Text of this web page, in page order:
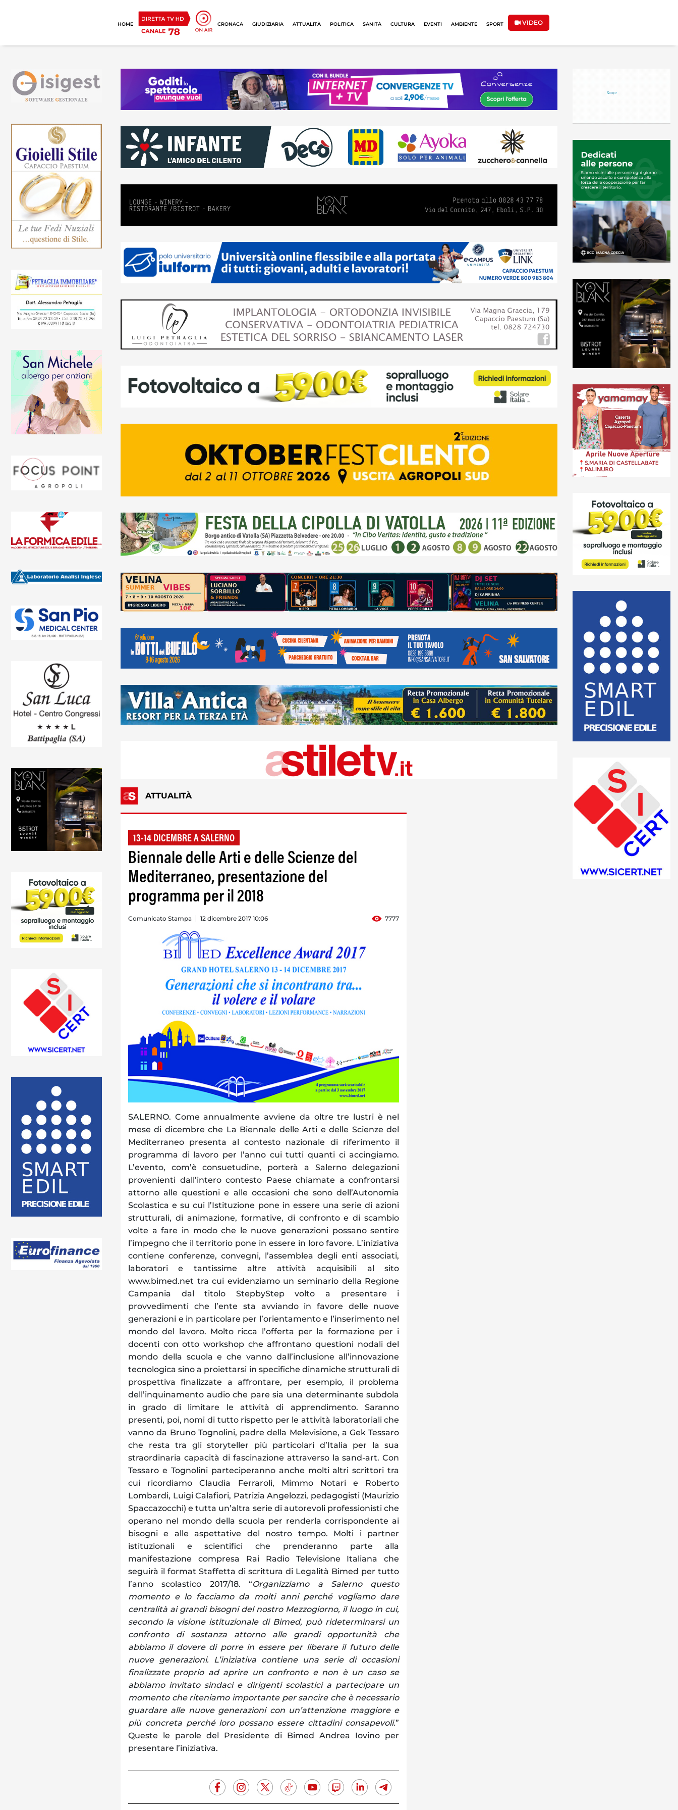
HOME CRONACA GIUDIZIARIA ATTUALITÀ POLITICA SANITÀ CULTURA EVENTI AMBIENTE SPORT VIDEO
ATTUALITÀ
13-14 DICEMBRE A SALERNO
Biennale delle Arti e delle Scienze del
Mediterraneo, presentazione del
programma per il 2018
Comunicato Stampa 12 dicembre 2017 10:06 7777
SALERNO. Come annualmente avviene da oltre tre lustri è nel
mese di dicembre che La Biennale delle Arti e delle Scienze del
Mediterraneo presenta al contesto nazionale di riferimento il
programma di lavoro per l’anno cui tutti quanti ci accingiamo.
L’evento, com’è consuetudine, porterà a Salerno delegazioni
provenienti dall’intero contesto Paese chiamate a confrontarsi
attorno alle questioni e alle occasioni che sono dell’Autonomia
Scolastica e su cui l’Istituzione pone in essere una serie di azioni
strutturali, di animazione, formative, di confronto e di scambio
volte a fare in modo che le nuove generazioni possano sentire
l’impegno che il territorio pone in essere in loro favore. L’iniziativa
contiene conferenze, convegni, l’assemblea degli enti associati,
laboratori e tantissime altre attività acquisibili al sito
www.bimed.net tra cui evidenziamo un seminario della Regione
Campania dal titolo StepbyStep volto a presentare i
provvedimenti che l’ente sta avviando in favore delle nuove
generazioni e in particolare per l’orientamento e l’inserimento nel
mondo del lavoro. Molto ricca l’offerta per la formazione per i
docenti con otto workshop che affrontano questioni nodali del
mondo della scuola e che vanno dall’inclusione all’innovazione
tecnologica sino a proiettarsi in specifiche dinamiche strutturali di
prospettiva finalizzate a affrontare, per esempio, il problema
dell’inquinamento audio che pare sia una determinante subdola
in grado di limitare le attività di apprendimento. Saranno
presenti, poi, nomi di tutto rispetto per le attività laboratoriali che
vanno da Bruno Tognolini, padre della Melevisione, a Gek Tessaro
che resta tra gli storyteller più particolari d’Italia per la sua
straordinaria capacità di fascinazione attraverso la sand-art. Con
Tessaro e Tognolini parteciperanno anche molti altri scrittori tra
cui ricordiamo Claudia Ferraroli, Mimmo Notari e Roberto
Lombardi, Luigi Calafiori, Patrizia Angelozzi, pedagogisti (Maurizio
Spaccazocchi) e tutta un’altra serie di autorevoli professionisti che
operano nel mondo della scuola per renderla corrispondente ai
bisogni e alle aspettative del nostro tempo. Molti i partner
istituzionali e scientifici che prenderanno parte alla
manifestazione compresa Rai Radio Televisione Italiana che
seguirà il format Staffetta di scrittura di Legalità Bimed per tutto
l’anno scolastico 2017/18. “Organizziamo a Salerno questo
momento e lo facciamo da molti anni perché vogliamo dare
centralità ai grandi bisogni del nostro Mezzogiorno, il luogo in cui,
secondo la visione istituzionale di Bimed, può rideterminarsi un
confronto di sostanza attorno alle grandi opportunità che
abbiamo il dovere di porre in essere per liberare il futuro delle
nuove generazioni. L’iniziativa contiene una serie di occasioni
finalizzate proprio ad aprire un confronto e non è un caso se
abbiamo invitato sindaci e dirigenti scolastici a partecipare un
momento che riteniamo importante per sancire che è necessario
guardare alle nuove generazioni con un’attenzione maggiore e
più concreta perché loro possano essere cittadini consapevoli.”
Queste le parole del Presidente di Bimed Andrea Iovino per
presentare l’iniziativa.